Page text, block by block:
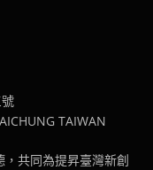
TAIWAN
共同為提昇臺灣新創